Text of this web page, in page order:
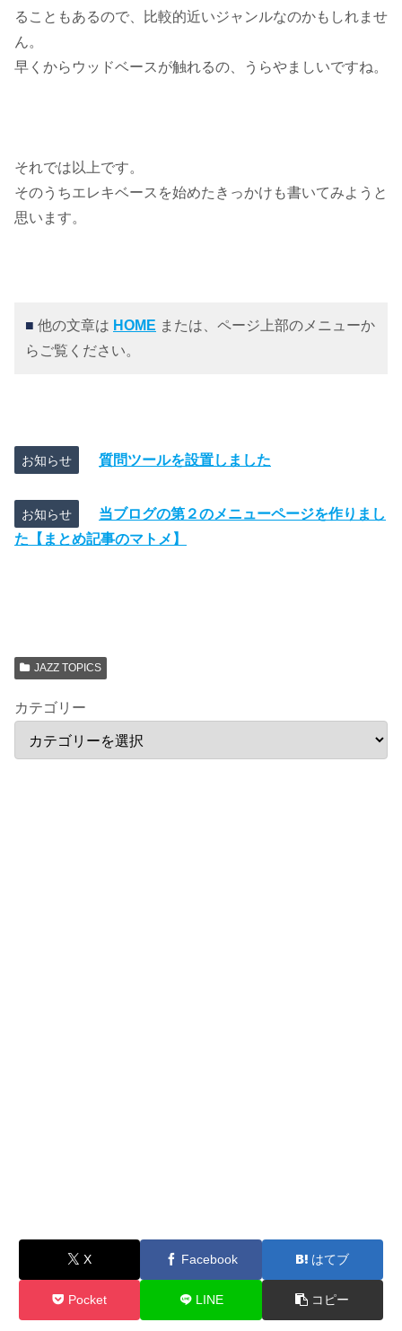
ることもあるので、比較的近いジャンルなのかもしれませ
ん。
早くからウッドベースが触れるの、うらやましいですね。
それでは以上です。
そのうちエレキベースを始めたきっかけも書いてみようと
思います。
■ 他の文章は HOME または、ページ上部のメニューか
らご覧ください。
お知らせ 質問ツールを設置しました
お知らせ
当ブログの第２のメニューページを作りまし
た【まとめ記事のマトメ】
JAZZ TOPICS
カテゴリー
X Facebook はてブ
Pocket LINE コピー